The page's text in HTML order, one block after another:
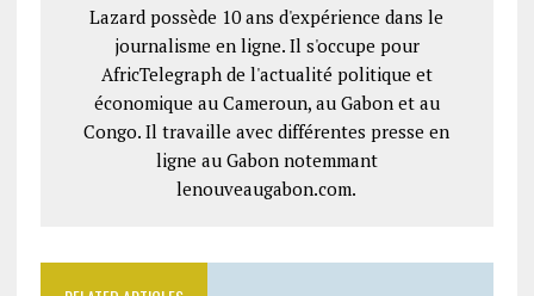
Lazard possède 10 ans d'expérience dans le
journalisme en ligne. Il s'occupe pour
AfricTelegraph de l'actualité politique et
économique au Cameroun, au Gabon et au
Congo. Il travaille avec différentes presse en
ligne au Gabon notemmant
lenouveaugabon.com.